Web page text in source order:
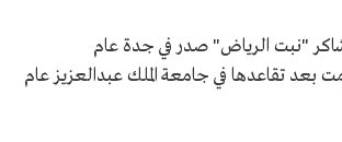
"نبت الرياض" صدر في جدة عام
وكرمت بعد تقاعدها في جامعة الملك عبدالعزيز عام